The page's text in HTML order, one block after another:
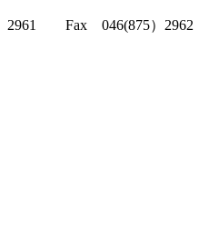
2961 Fax 046(875）2962